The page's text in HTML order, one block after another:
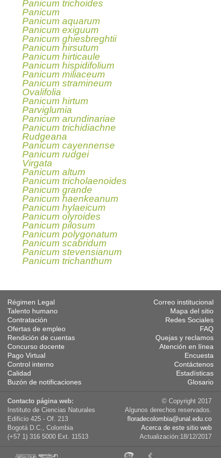
Panicum trichoides
Panicum
Panicum aquarum
Panicum exiguum
Panicum ghiesbreghtii
Panicum hirsutum
Panicum hirticaule
Panicum hispidifolium
Panicum miliaceum
Panicum stramineum
Ovalifolia
Panicum hirtum
Parviglumia
Panicum arundinariae
Panicum trichidiachne
Rudgeana
Panicum cayennense
Panicum rudgei
Virgata
Panicum altum
Panicum tricholaenoides
Panicum grande
Panicum haenkeanum
Panicum hylaeicum
Panicum olyroides
Panicum pilosum
Panicum polygonatum
Panicum scabridum
Panicum stevensianum
Panicum trichanthum
Régimen Legal
Talento humano
Contratación
Ofertas de empleo
Rendición de cuentas
Concurso docente
Pago Virtual
Control interno
Calidad
Buzón de notificaciones
Correo institucional
Mapa del sitio
Redes Sociales
FAQ
Quejas y reclamos
Atención en línea
Encuesta
Contáctenos
Estadísticas
Glosario
Contacto página web:
Instituto de Ciencias Naturales
Edificio 425 - Of. 213
Bogotá D.C., Colombia
(+57 1) 316 5000 Ext. 11513
© Copyright 2017
Algunos derechos reservados.
floradecolombia@unal.edu.co
Acerca de este sitio web
Actualización:18/12/2017